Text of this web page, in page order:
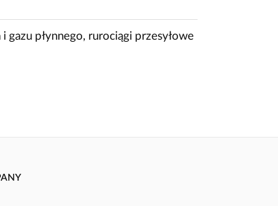
płynnego, rurociągi przesyłowe